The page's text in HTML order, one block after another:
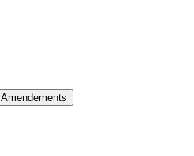
Amendements